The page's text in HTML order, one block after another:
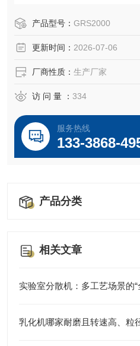
节约能源，生产效率高。SGN
具备了物料100%分散乳化，噪
产品型号： GRS2000
更新时间： 2026-07-06
厂商性质： 生产厂家
访 问 量 ： 334
服务热线
133-3868-
产品分类
相关文章
实验室分散机：多工艺场景的“